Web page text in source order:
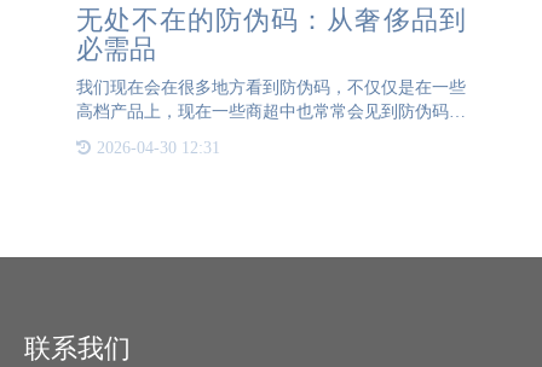
无处不在的防伪码：从奢侈品到
必需品
我们现在会在很多地方看到防伪码，不仅仅是在一些
高档产品上，现在一些商超中也常常会见到防伪码的
影子。一方面是消费者对于各类产品都有防伪的需
求，另一方面是企业的竞争越来越严重，做了防伪码
2026-04-30 12:31
联系我们